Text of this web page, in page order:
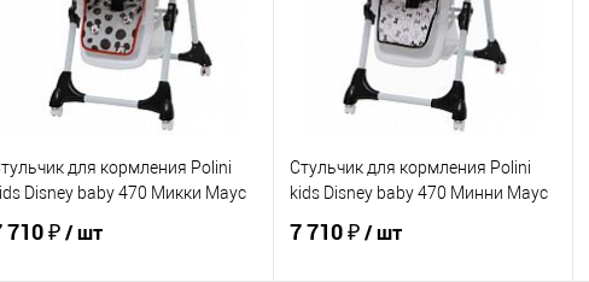
В избранное
По запросу
В избранное
По запросу
для кормления Polini
Disney baby 470 Микки Маус
710 ₽/ шт
Стульчик для кормления Polini
kids Disney baby 470 Минни Маус
7 710 ₽/ шт